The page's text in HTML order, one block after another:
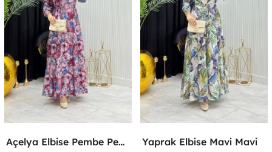
Açelya Elbise Pembe Pembe Yaprak Elbise Mavi Mavi